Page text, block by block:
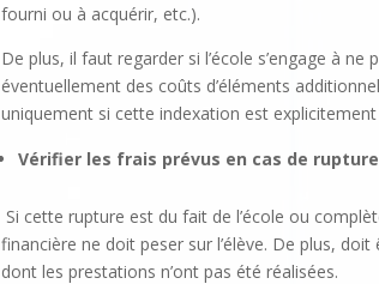
fourni ou à acquérir, etc.).
De plus, il faut regarder si l’école s’engage à
éventuellement des coûts d’éléments
uniquement si cette indexation est
Vérifier les frais prévus en cas de
Si cette rupture est du fait de l’école ou
financière ne doit peser sur l’élève. De plus,
dont les prestations n’ont pas été réalisées.